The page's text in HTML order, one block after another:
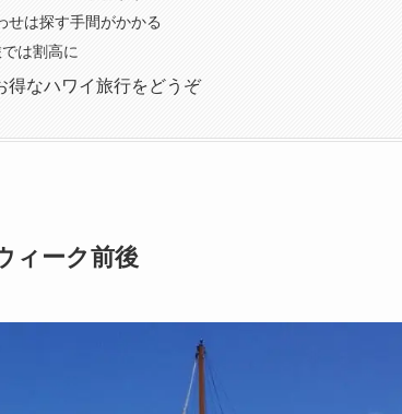
せは探す手間がかかる
は割高に
得なハワイ旅行をどうぞ
ィーク前後